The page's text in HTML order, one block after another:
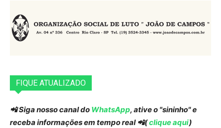
FIQUE ATUALIZADO
📲 Siga nosso canal do WhatsApp, ative o "sininho" e
receba informações em tempo real 📲(clique aqui)